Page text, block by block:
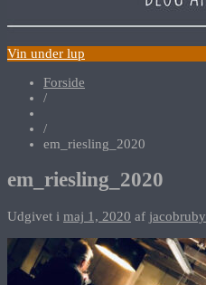
Vin under lup
Forside
/
/
em_riesling_2020
em_riesling_2020
Udgivet i maj 1, 2020 af jacobruby